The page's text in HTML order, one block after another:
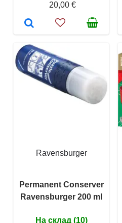
20,00 €
Ravensburger
Permanent Conserver
Ravensburger 200 ml
На склад (10)